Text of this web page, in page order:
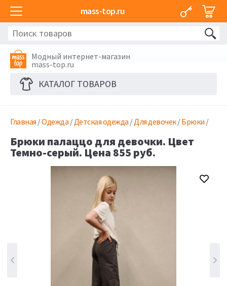
mass-top.ru
Модный интернет-магазин
mass-top.ru
КАТАЛОГ ТОВАРОВ
Главная /Одежда /Детская одежда /Для девочек/Брюки /
Брюки палаццо для девочки. Цвет
Темно-серый. Цена 855 руб.